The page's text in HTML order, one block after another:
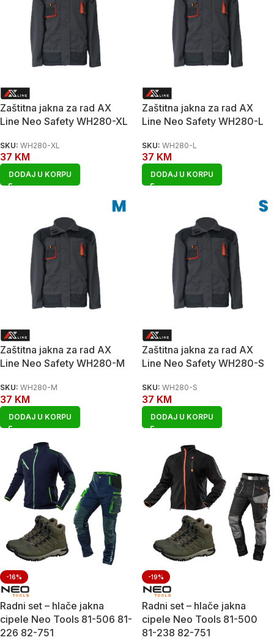
Zaštitna jakna za rad AX
Line Neo Safety WH280-XL
SKU: WH280-XL
37 KM
DODAJ U KORPU
Zaštitna jakna za rad AX
Line Neo Safety WH280-L
SKU: WH280-L
37 KM
DODAJ U KORPU
Zaštitna jakna za rad AX
Line Neo Safety WH280-M
SKU: WH280-M
37 KM
DODAJ U KORPU
Zaštitna jakna za rad AX
Line Neo Safety WH280-S
SKU: WH280-S
37 KM
DODAJ U KORPU
-16%
Radni set – hlače jakna
cipele Neo Tools 81-506 81-
226 82-751
-19%
Radni set – hlače jakna
cipele Neo Tools 81-500
81-238 82-751